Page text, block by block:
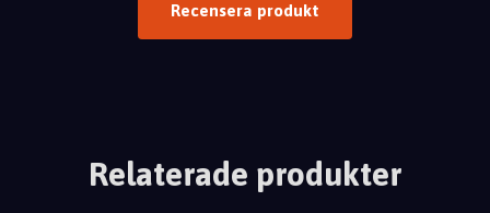
Recensera produkt
Relaterade produkter